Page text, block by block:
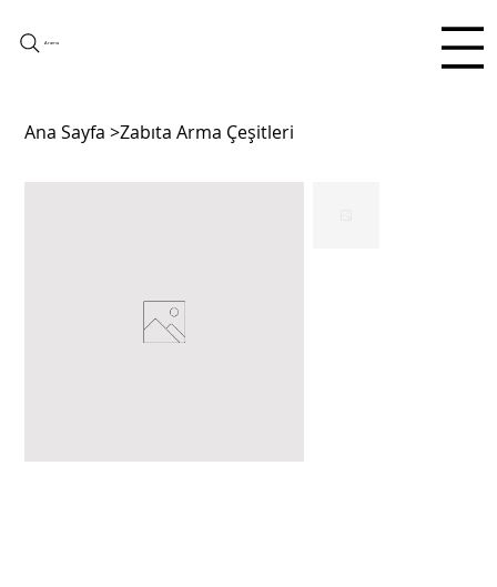
Arama
Ana Sayfa >Zabıta Arma Çeşitleri